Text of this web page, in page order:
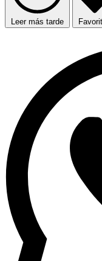
Leer más tarde